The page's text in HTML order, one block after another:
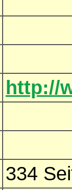
http://
334